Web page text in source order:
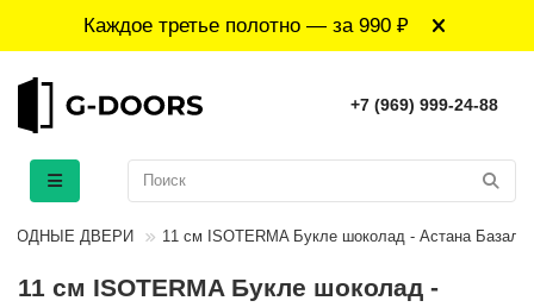
Каждое третье полотно — за 990 ₽
+7 (969) 999-24-88
ДВЕРИ 11 см ISOTERMA Букле шоколад - Астана Базальт
11 см ISOTERMA Букле шоколад -